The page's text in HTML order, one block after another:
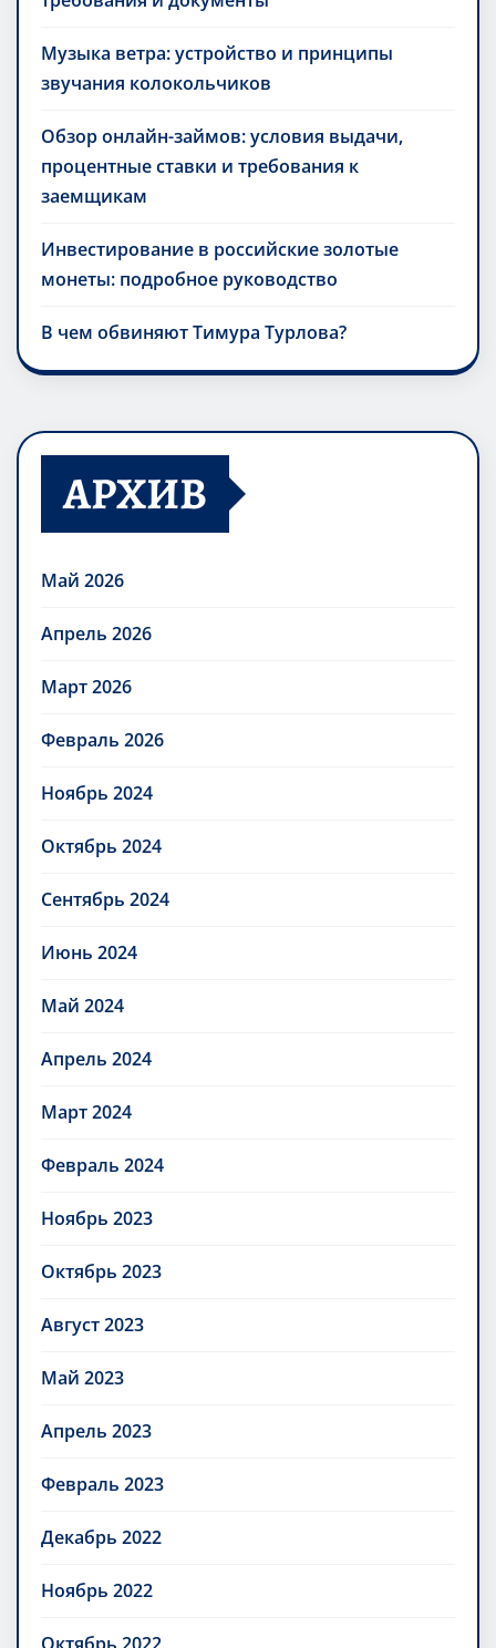
Музыка ветра: устройство и принципы
звучания колокольчиков
Обзор онлайн-займов: условия выдачи,
процентные ставки и требования к
заемщикам
Инвестирование в российские золотые
монеты: подробное руководство
В чем обвиняют Тимура Турлова?
АРХИВ
Май 2026
Апрель 2026
Март 2026
Февраль 2026
Ноябрь 2024
Октябрь 2024
Сентябрь 2024
Июнь 2024
Май 2024
Апрель 2024
Март 2024
Февраль 2024
Ноябрь 2023
Октябрь 2023
Август 2023
Май 2023
Апрель 2023
Февраль 2023
Декабрь 2022
Ноябрь 2022